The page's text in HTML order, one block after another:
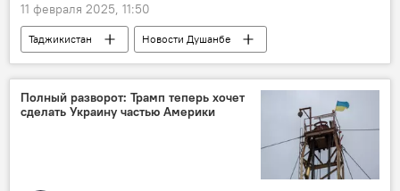
11 февраля 2025, 11:50
Таджикистан
Новости Душанбе
Промышленность
Полный разворот: Трамп теперь хочет
сделать Украину частью Америки